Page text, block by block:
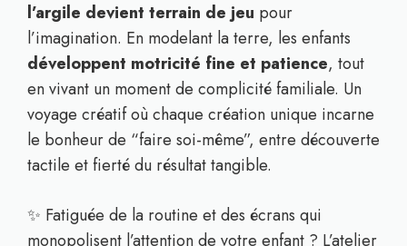
l’argile devient terrain de jeu pour
l’imagination. En modelant la terre, les enfants
développent motricité fine et patience, tout
en vivant un moment de complicité familiale. Un
voyage créatif où chaque création unique incarne
le bonheur de “faire soi-même”, entre découverte
tactile et fierté du résultat tangible.
✨ Fatiguée de la routine et des écrans qui
monopolisent l’attention de votre enfant ? L’atelier